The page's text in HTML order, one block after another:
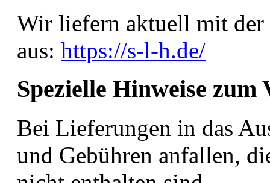
Wir liefern aktuell mit
aus: https://s-l-h.de/
Spezielle Hinweise zum
Bei Lieferungen in das
und Gebühren anfallen,